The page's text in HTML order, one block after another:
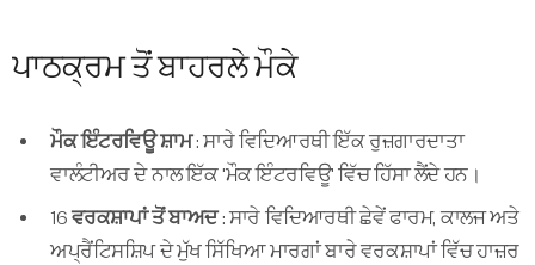
ਪਾਠਕ੍ਰਮ ਤੋਂ ਬਾਹਰਲੇ ਮੌਕੇ
ਮੌਕ ਇੰਟਰਵਿਊ ਸ਼ਾਮ: ਸਾਰੇ ਵਿਦਿਆਰਥੀ ਇੱਕ ਰੁਜ਼ਗਾਰਦਾਤਾ
ਵਾਲੰਟੀਅਰ ਦੇ ਨਾਲ ਇੱਕ 'ਮੌਕ ਇੰਟਰਵਿਊ' ਵਿੱਚ ਹਿੱਸਾ ਲੈਂਦੇ ਹਨ।
16 ਵਰਕਸ਼ਾਪਾਂ ਤੋਂ ਬਾਅਦ: ਸਾਰੇ ਵਿਦਿਆਰਥੀ ਛੇਵੇਂ ਫਾਰਮ, ਕਾਲਜ ਅਤੇ
ਅਪ੍ਰੈਂਟਿਸਸ਼ਿਪ ਦੇ ਮੁੱਖ ਸਿੱਖਿਆ ਮਾਰਗਾਂ ਬਾਰੇ ਵਰਕਸ਼ਾਪਾਂ ਵਿੱਚ ਹਾਜ਼ਰ